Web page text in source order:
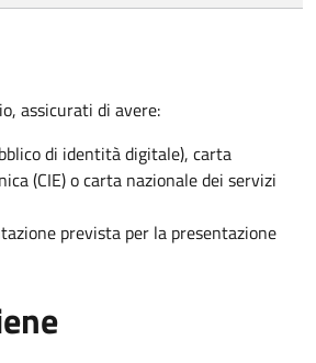
assicurati di avere:
di identità digitale), carta
(CIE) o carta nazionale dei servizi
prevista per la presentazione